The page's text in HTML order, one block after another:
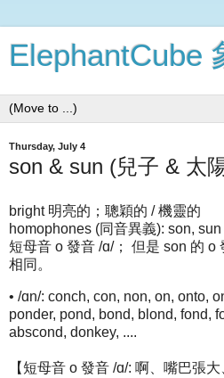
ElephantCube
Thursday, July 4
son & sun (兒子 & 太
bright 明亮的；聰穎的 / 機靈的
homophones (同音異義): son, sun
短母音 o 發音 /ɑ/； 但是 son 的 o
相同。
• /ɑn/: conch, con, non, on, onto,
ponder, pond, bond, blond, fond,
abscond, donkey, ....
【短母音 o 發音 /ɑ/: 啊、嘴巴張